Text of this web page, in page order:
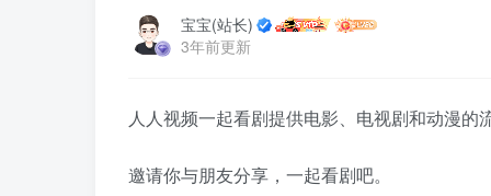
宝宝(站长)
3年前更新
人人视频一起看剧提供电影、电视剧和动漫
邀请你与朋友分享，一起看剧吧。